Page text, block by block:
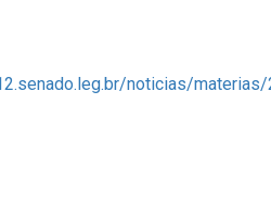
noticias/